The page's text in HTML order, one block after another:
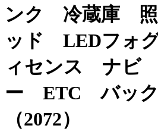
ンク 冷蔵庫
ッド LEDフォ
ィセンス ナビ
ー ETC バック
（2072）